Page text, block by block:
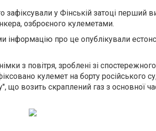
зафіксували у Фінській затоці перший
озброєного кулеметами.
про це опублікували
з повітря, зроблені зі спостережного
кулемет на борту російського
що возить скраплений газ з основної